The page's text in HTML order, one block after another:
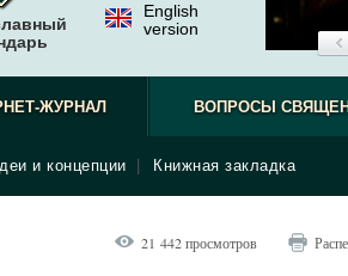
English
version
ЖУРНАЛ
и концепции Книжная закладка
ВОПРОСЫ
21 442 просмотров